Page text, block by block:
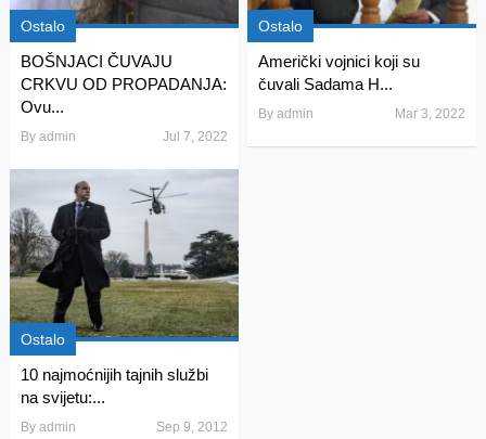
Ostalo
BOŠNJACI ČUVAJU
CRKVU OD PROPADANJA:
Ovu...
By admin Jul 7, 2022
Ostalo
Američki vojnici koji su
čuvali Sadama H...
Byadmin Mar 3, 2022
Ostalo
10 najmoćnijih tajnih službi
na svijetu:...
By admin Sep 9, 2012